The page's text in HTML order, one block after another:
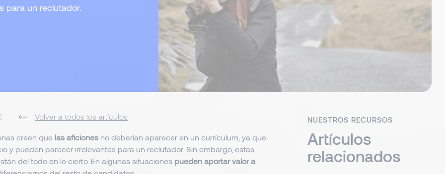
para un reclutador.
Volver a todos los artículos
creen que las aficiones no deberían aparecer en un currículum, ya que
y pueden parecer irrelevantes para un reclutador. Sin embargo, estas
del todo en lo cierto. En algunas situaciones pueden aportar valor a
NUESTROS RECURSOS
Artículos
relacionados